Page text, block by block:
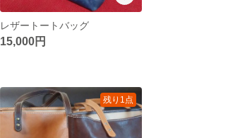
レザートートバッグ
15,000円
残り1点